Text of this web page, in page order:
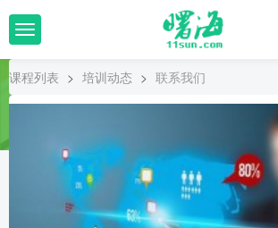
T
o
g
l
课程列表 > 培训动态 > 联系我们